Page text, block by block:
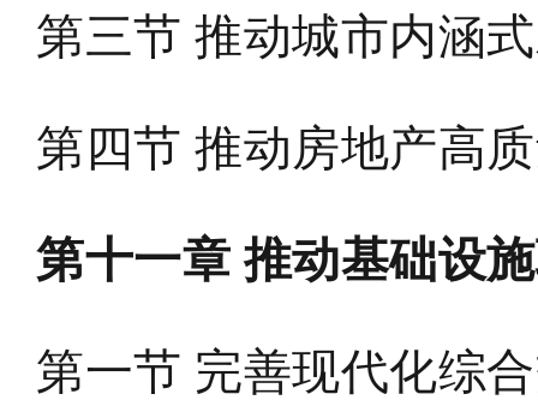
第三节 推动城市内涵
第四节 推动房地产高
第十一章 推动基础设
第一节 完善现代化综